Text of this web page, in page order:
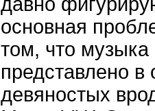
основная
том, что
представлено
девяностых